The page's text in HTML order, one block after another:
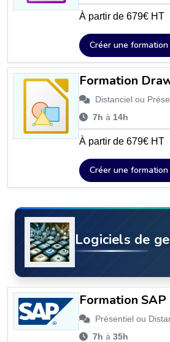
À partir de 679€ HT
Créer une formation
Formation
Distanciel ou
7h à 14h
À partir de 679€ HT
Créer une formation
Logiciels de
Formation SAP
Présentiel ou
7h à 35h